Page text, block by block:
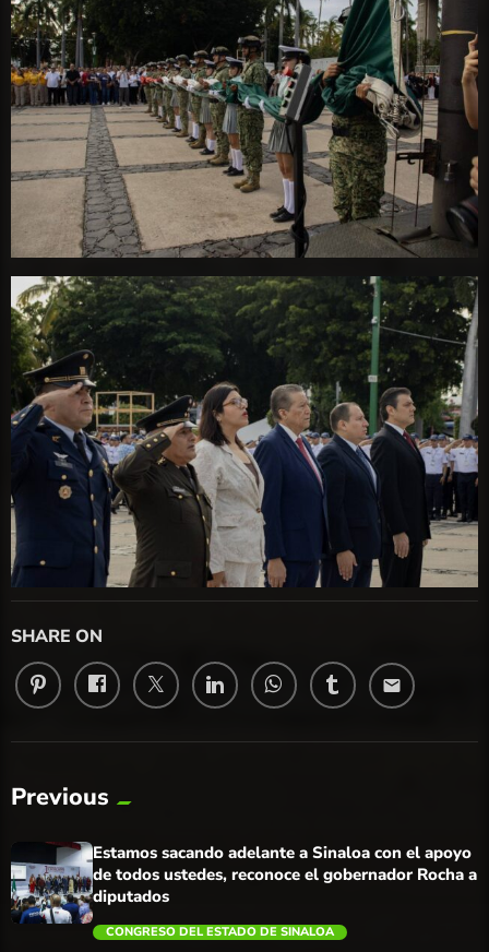
SHARE ON
email
Previous
Estamos sacando adelante a Sinaloa con el apoyo
de todos ustedes, reconoce el gobernador Rocha a
diputados
CONGRESO DEL ESTADO DE SINALOA